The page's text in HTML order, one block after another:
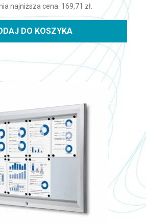
najniższa cena: 169,71 zł.
DO KOSZYKA